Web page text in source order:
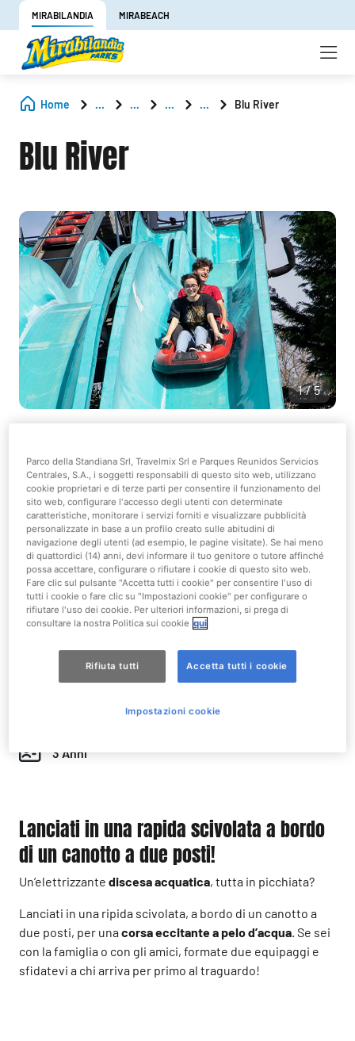
MIRABILANDIA MIRABEACH
Home ... ... ... ... Blu River
Blu River
1/5
Moderata
Route 66
Tipo di Attrazione
Acqua
Tutti
Limiti di accesso
3 Anni
Lanciati in una rapida scivolata a bordo
di un canotto a due posti!
Un’elettrizzante discesa acquatica, tutta in picchiata?
Lanciati in una ripida scivolata, a bordo di un canotto a
due posti, per unacorsa eccitante a pelo d’acqua. Se sei
con la famiglia o con gli amici, formate due equipaggi e
sfidatevi a chi arriva per primo al traguardo!
Parco della Standiana Srl, Travelmix Srl e Parques Reunidos Servicios
Centrales, S.A., i soggetti responsabili di questo sito web, utilizzano
cookie proprietari e di terze parti per consentire il funzionamento del
sito web, configurare l'accesso degli utenti con determinate
caratteristiche, monitorare i servizi forniti e visualizzare pubblicità
personalizzate in base a un profilo creato sulle abitudini di
navigazione degli utenti (ad esempio, le pagine visitate). Se hai meno
di quattordici (14) anni, devi informare il tuo genitore o tutore affinché
possa accettare, configurare o rifiutare i cookie di questo sito web.
Fare clic sul pulsante "Accetta tutti i cookie" per consentire l'uso di
tutti i cookie o fare clic su "Impostazioni cookie" per configurare o
rifiutare l'uso dei cookie. Per ulteriori informazioni, si prega di
consultare la nostra Politica sui cookie qui
Rifiuta tutti Accetta tutti i cookie
Impostazioni cookie